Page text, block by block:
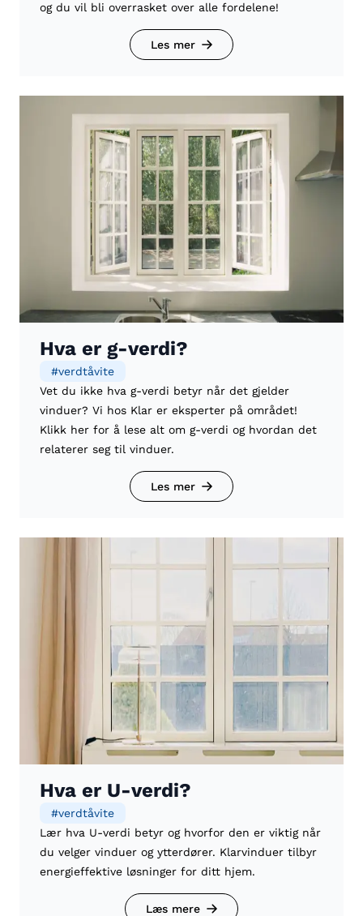
og du vil bli overrasket over alle fordelene!
Les mer
Hva er g-verdi?
#verdtåvite
Vet du ikke hva g-verdi betyr når det gjelder
vinduer? Vi hos Klar er eksperter på området!
Klikk her for å lese alt om g-verdi og hvordan det
relaterer seg til vinduer.
Les mer
Hva er U-verdi?
#verdtåvite
Lær hva U-verdi betyr og hvorfor den er viktig når
du velger vinduer og ytterdører. Klarvinduer tilbyr
energieffektive løsninger for ditt hjem.
Læs mere